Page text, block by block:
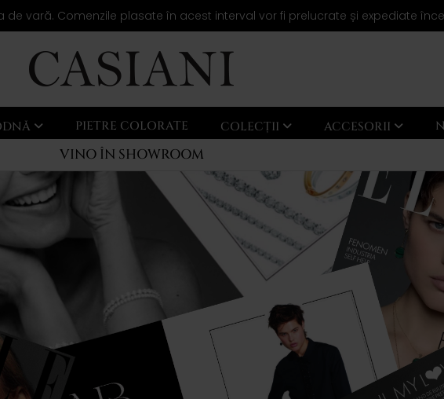
vară. Comenzile plasate în acest interval vor fi prelucrate și expediate
PIETRE COLORATE COLECȚII ACCESORII
VINO ÎN SHOWROOM